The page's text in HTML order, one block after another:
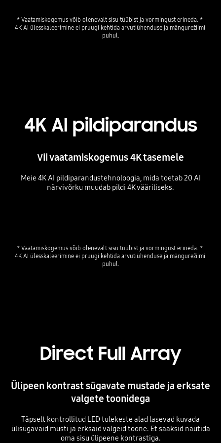
* Vaatamiskogemus võib olenevalt sisu tüübist ja vormingust erineda. *
4K AI ülesskaleerimine ei pruugi kehtida arvutiühenduse ja mängurežiimi
puhul.
4K AI pildiparandus
Vii vaatamiskogemus 4K tasemele
Meie 4K AI pildiparandustehnoloogia, mida toetab 20 AI
närvivõrku muudab pildi 4K vääriliseks.
* Vaatamiskogemus võib olenevalt sisu tüübist ja vormingust erineda. *
4K AI ülesskaleerimine ei pruugi kehtida arvutiühenduse ja mängurežiimi
puhul.
Direct Full Array
Ülipeen kontrast sügavate mustade ja erksate
valgete toonidega
Täpselt kontrollitud LED tulekeste alad lasevad kuvada
ülisügavaid musti ja erksaid valgeid toone. Et saaksid nautida
oma sisu ülipeene kontrastiga.